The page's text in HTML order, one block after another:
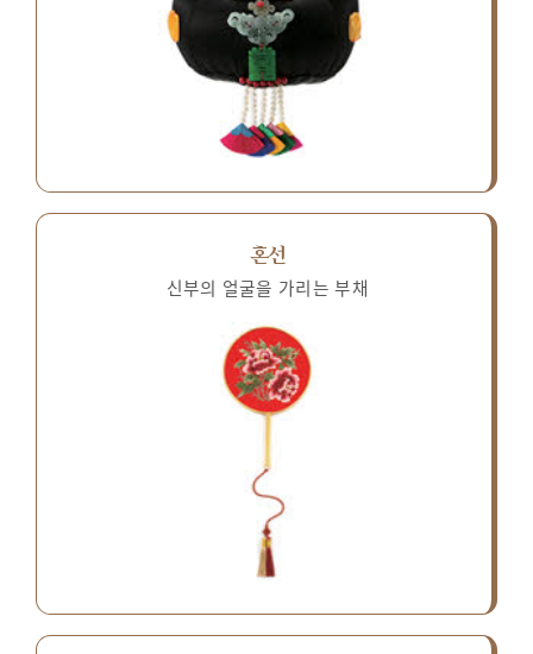
혼선
신부의 얼굴을 가리는 부채